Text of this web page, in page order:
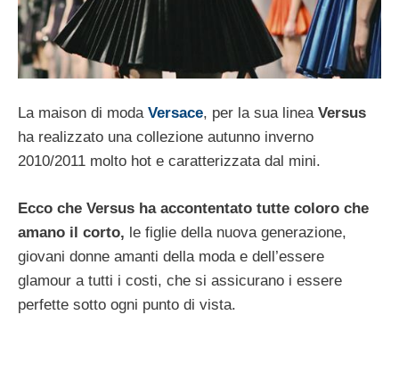
La maison di moda Versace, per la sua linea Versus
ha realizzato una collezione autunno inverno
2010/2011 molto hot e caratterizzata dal mini.
Ecco che Versus ha accontentato tutte coloro che
amano il corto, le figlie della nuova generazione,
giovani donne amanti della moda e dell’essere
glamour a tutti i costi, che si assicurano i essere
perfette sotto ogni punto di vista.